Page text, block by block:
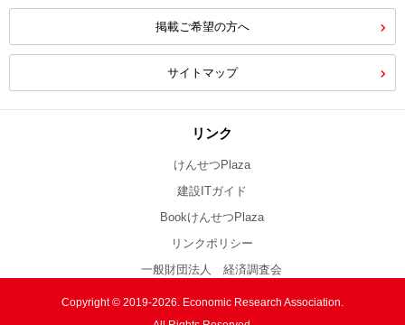
掲載ご希望の方へ
サイトマップ
リンク
けんせつPlaza
建設ITガイド
BookけんせつPlaza
リンクポリシー
一般財団法人 経済調査会
Copyright © 2019-2026. Economic Research Association.